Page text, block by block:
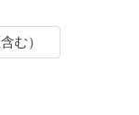
む）